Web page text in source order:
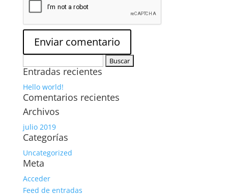
Entradas recientes
Hello world!
Comentarios recientes
Archivos
julio 2019
Categorías
Uncategorized
Meta
Acceder
Feed de entradas